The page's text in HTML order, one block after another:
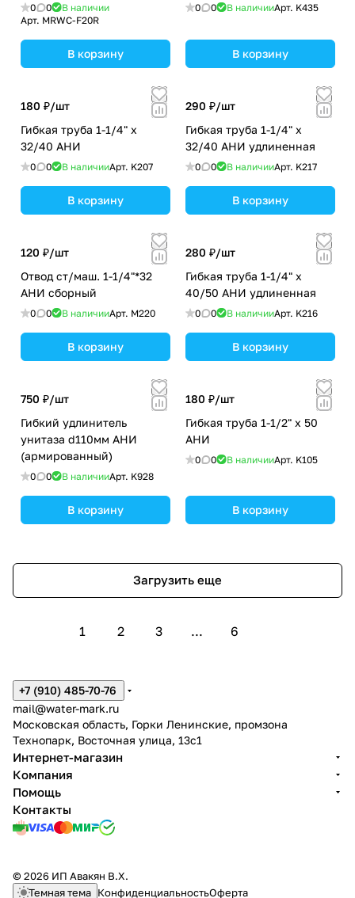
0 0
В наличии
Арт. MRWC-F20R
В корзину
0 0 В наличииАрт. K435
В корзину
180 ₽/шт
Гибкая труба 1-1/4" х
32/40 АНИ
0 0 В наличииАрт. K207
В корзину
290 ₽/шт
Гибкая труба 1-1/4" х
32/40 АНИ удлиненная
0 0 В наличииАрт. K217
В корзину
120 ₽/шт
Отвод ст/маш. 1-1/4"*32
АНИ сборный
0 0 В наличииАрт. M220
В корзину
280 ₽/шт
Гибкая труба 1-1/4" х
40/50 АНИ удлиненная
0 0 В наличииАрт. K216
В корзину
750 ₽/шт
Гибкий удлинитель
унитаза d110мм АНИ
(армированный)
0 0 В наличииАрт. K928
В корзину
180 ₽/шт
Гибкая труба 1-1/2" х 50
АНИ
0 0 В наличииАрт. K105
В корзину
Загрузить еще
1 2 3 ... 6
+7 (910) 485-70-76
mail@water-mark.ru
Московская область, Горки Ленинские, промзона
Технопарк, Восточная улица, 13с1
Интернет-магазин
Компания
Помощь
Контакты
© 2026 ИП Авакян В.Х.
Темная тема КонфиденциальностьОферта